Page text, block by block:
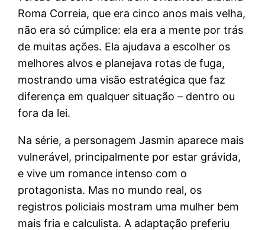
Roma Correia, que era cinco anos mais velha,
não era só cúmplice: ela era a mente por trás
de muitas ações. Ela ajudava a escolher os
melhores alvos e planejava rotas de fuga,
mostrando uma visão estratégica que faz
diferença em qualquer situação – dentro ou
fora da lei.
Na série, a personagem Jasmin aparece mais
vulnerável, principalmente por estar grávida,
e vive um romance intenso com o
protagonista. Mas no mundo real, os
registros policiais mostram uma mulher bem
mais fria e calculista. A adaptação preferiu